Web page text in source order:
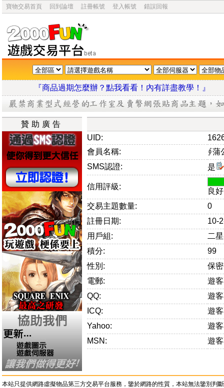
寶物交易首頁 回到論壇 註冊帳號 登入帳號 錯誤回報
『商品過期怎麼辦？點我看看！內有詳盡教學
贊助廣告
UID:
會員名稱:
∮蒲
SMS認證:
是
信用評級:
良
交易主題數量:
0
註冊日期:
10-
用戶組:
二
積分:
99
性別:
保密
電郵:
遊
QQ:
遊
ICQ:
遊
Yahoo:
遊
MSN:
遊
本站只提供網路虛擬物品第三方交易平台服務，鑒於網路的性質，本站無法鑒別